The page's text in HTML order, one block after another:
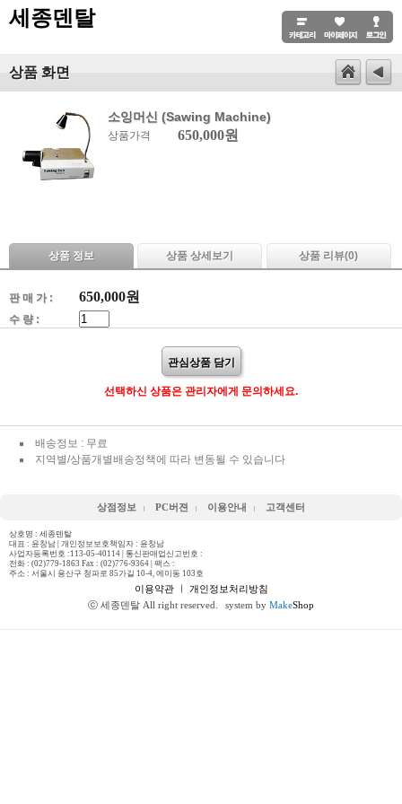
세종덴탈
상품 화면
소잉머신 (Sawing Machine)
상품가격 650,000원
상품 정보 상품 상세보기 상품 리뷰(0)
판 매 가 : 650,000원
수 량 :
관심상품 담기
선택하신 상품은 관리자에게 문의하세요.
배송정보 : 무료
지역별/상품개별배송정책에 따라 변동될 수 있습니다
상점정보 PC버젼 이용안내 고객센터
상호명 : 세종덴탈
대표 : 윤창남 | 개인정보보호책임자 : 윤창남
사업자등록번호 :113-05-40114 | 통신판매업신고번호 :
전화 : (02)779-1863 Fax : (02)776-9364 | 팩스 :
주소 : 서울시 용산구 청파로 85가길 10-4, 에이동 103호
이용약관ㅣ 개인정보처리방침
ⓒ 세종덴탈 All right reserved.
system by MakeShop